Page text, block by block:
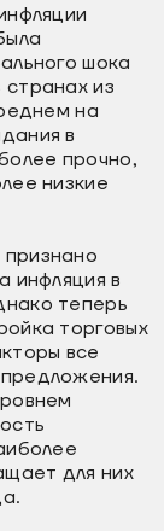
шока
из
на
в
прочно,
низкие
инфляция в
теперь
торговых
все
для них